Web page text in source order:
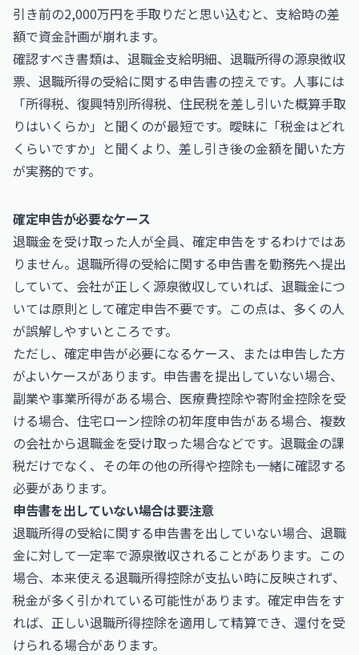
引き前の2,000万円を手取りだと思い込むと、支給時の差
額で資金計画が崩れます。
確認すべき書類は、退職金支給明細、退職所得の源泉徴収
票、退職所得の受給に関する申告書の控えです。人事には
「所得税、復興特別所得税、住民税を差し引いた概算手取
りはいくらか」と聞くのが最短です。曖昧に「税金はどれ
くらいですか」と聞くより、差し引き後の金額を聞いた方
が実務的です。
確定申告が必要なケース
退職金を受け取った人が全員、確定申告をするわけではあ
りません。退職所得の受給に関する申告書を勤務先へ提出
していて、会社が正しく源泉徴収していれば、退職金につ
いては原則として確定申告不要です。この点は、多くの人
が誤解しやすいところです。
ただし、確定申告が必要になるケース、または申告した方
がよいケースがあります。申告書を提出していない場合、
副業や事業所得がある場合、医療費控除や寄附金控除を受
ける場合、住宅ローン控除の初年度申告がある場合、複数
の会社から退職金を受け取った場合などです。退職金の課
税だけでなく、その年の他の所得や控除も一緒に確認する
必要があります。
申告書を出していない場合は要注意
退職所得の受給に関する申告書を出していない場合、退職
金に対して一定率で源泉徴収されることがあります。この
場合、本来使える退職所得控除が支払い時に反映されず、
税金が多く引かれている可能性があります。確定申告をす
れば、正しい退職所得控除を適用して精算でき、還付を受
けられる場合があります。